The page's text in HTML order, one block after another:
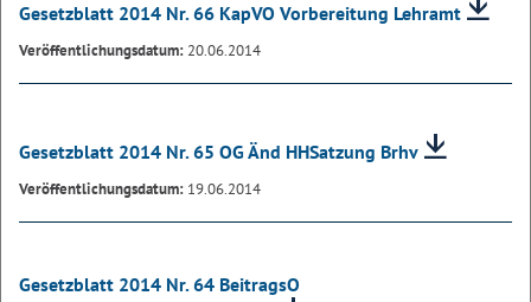
Gesetzblatt 2014 Nr. 66 KapVO Vorbereitung Lehramt
Veröffentlichungsdatum: 20.06.2014
Gesetzblatt 2014 Nr. 65 OG Änd HHSatzung Brhv
Veröffentlichungsdatum: 19.06.2014
Gesetzblatt 2014 Nr. 64 BeitragsO